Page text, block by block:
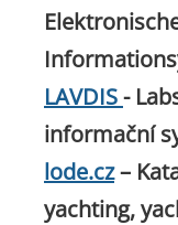
LAVDIS-
informační
lode.cz–
yachting,